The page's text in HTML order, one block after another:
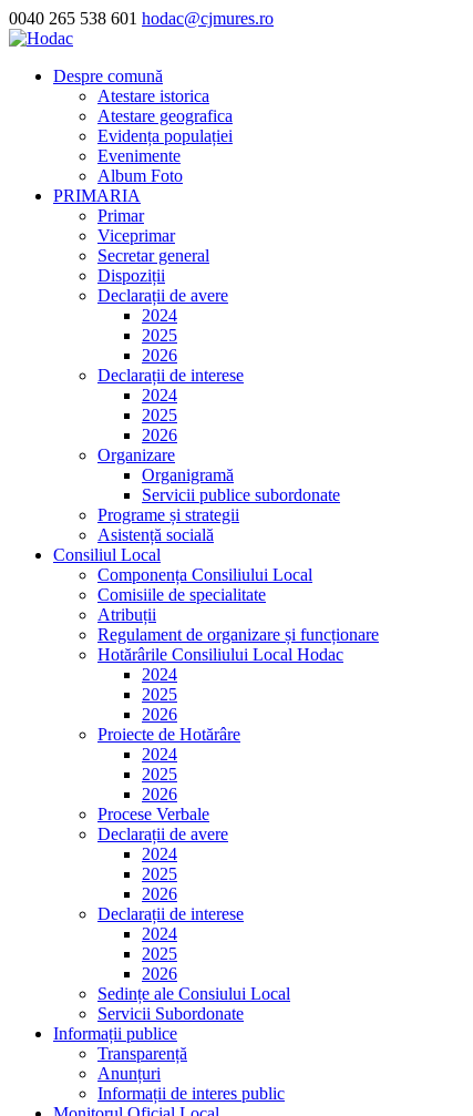
0040 265 538 601 hodac@cjmures.ro
Despre comună
Atestare istorica
Atestare geografica
Evidența populației
Evenimente
Album Foto
PRIMARIA
Primar
Viceprimar
Secretar general
Dispoziții
Declarații de avere
2024
2025
2026
Declarații de interese
2024
2025
2026
Organizare
Organigramă
Servicii publice subordonate
Programe și strategii
Asistență socială
Consiliul Local
Componența Consiliului Local
Comisiile de specialitate
Atribuții
Regulament de organizare și funcționare
Hotărârile Consiliului Local Hodac
2024
2025
2026
Proiecte de Hotărâre
2024
2025
2026
Procese Verbale
Declarații de avere
2024
2025
2026
Declarații de interese
2024
2025
2026
Sedințe ale Consiului Local
Servicii Subordonate
Informații publice
Transparență
Anunțuri
Informații de interes public